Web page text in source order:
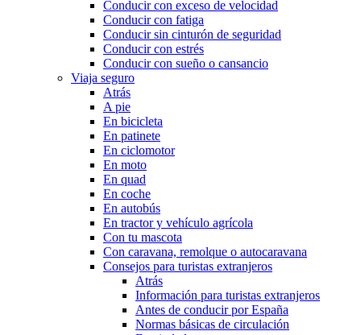
Conducir con exceso de velocidad
Conducir con fatiga
Conducir sin cinturón de seguridad
Conducir con estrés
Conducir con sueño o cansancio
Viaja seguro
Atrás
A pie
En bicicleta
En patinete
En ciclomotor
En moto
En quad
En coche
En autobús
En tractor y vehículo agrícola
Con tu mascota
Con caravana, remolque o autocaravana
Consejos para turistas extranjeros
Atrás
Información para turistas extranjeros
Antes de conducir por España
Normas básicas de circulación